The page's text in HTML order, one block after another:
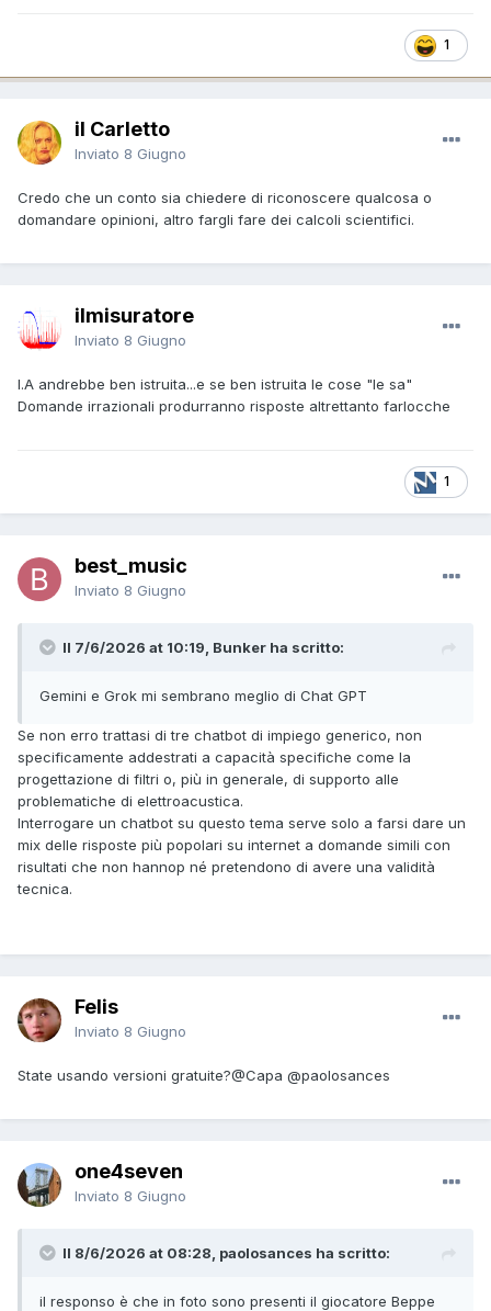
1
il Carletto
Inviato 8 Giugno
Credo che un conto sia chiedere di riconoscere qualcosa o
domandare opinioni, altro fargli fare dei calcoli scientifici.
ilmisuratore
Inviato 8 Giugno
I.A andrebbe ben istruita...e se ben istruita le cose "le sa"
Domande irrazionali produrranno risposte altrettanto farlocche
1
best_music
Inviato 8 Giugno
Il 7/6/2026 at 10:19, Bunker ha scritto:
Gemini e Grok mi sembrano meglio di Chat GPT
Se non erro trattasi di tre chatbot di impiego generico, non
specificamente addestrati a capacità specifiche come la
progettazione di filtri o, più in generale, di supporto alle
problematiche di elettroacustica.
Interrogare un chatbot su questo tema serve solo a farsi dare un
mix delle risposte più popolari su internet a domande simili con
risultati che non hannop né pretendono di avere una validità
tecnica.
Felis
Inviato 8 Giugno
State usando versioni gratuite?@Capa @paolosances
one4seven
Inviato 8 Giugno
Il 8/6/2026 at 08:28, paolosances ha scritto:
il responso è che in foto sono presenti il giocatore Beppe